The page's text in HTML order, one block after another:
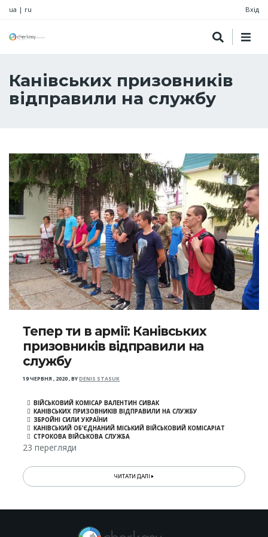
ua | ru Вхід
Канівських призовників
відправили на службу
Тепер ти в армії: Канівських
призовників відправили на
службу
19 ЧЕРВНЯ , 2020,BYDENIS STASUK
ВІЙСЬКОВИЙ КОМІСАР ВАЛЕНТИН СИВАК
КАНІВСЬКИХ ПРИЗОВНИКІВ ВІДПРАВИЛИ НА СЛУЖБУ
ЗБРОЙНІ СИЛИ УКРАЇНИ
КАНІВСЬКИЙ ОБ’ЄДНАНИЙ МІСЬКИЙ ВІЙСЬКОВИЙ КОМІСАРІАТ
СТРОКОВА ВІЙСЬКОВА СЛУЖБА
23 перегляди
ЧИТАТИ ДАЛІ